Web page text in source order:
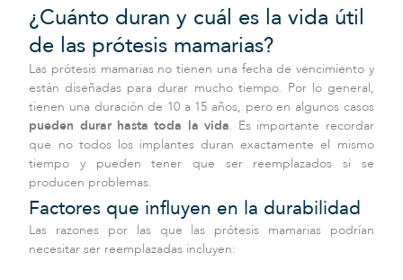
¿Cuánto duran y cuál es la vida útil
de las prótesis mamarias?
Las prótesis mamarias no tienen una fecha de vencimiento y
están diseñadas para durar mucho tiempo. Por lo general,
tienen una duración de 10 a 15 años, pero en algunos casos
pueden durar hasta toda la vida. Es importante recordar
que no todos los implantes duran exactamente el mismo
tiempo y pueden tener que ser reemplazados si se
producen problemas.
Factores que influyen en la durabilidad
Las razones por las que las prótesis mamarias podrían
necesitar ser reemplazadas incluyen: